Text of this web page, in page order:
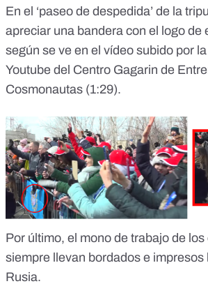
En el ‘paseo de despedida’ de la
apreciar una bandera con el logo de
según se ve en el vídeo subido por
Youtube del Centro Gagarin de
Cosmonautas (1:29).
Por último, el mono de trabajo de
siempre llevan bordados e impresos
Rusia.